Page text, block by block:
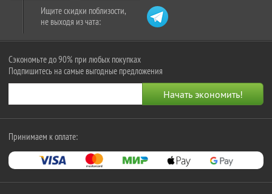
Ищите скидки поблизости,
не выходя из чата:
Сэкономьте до 90% при любых покупках
Подпишитесь на самые выгодные предложения
Принимаем к оплате: